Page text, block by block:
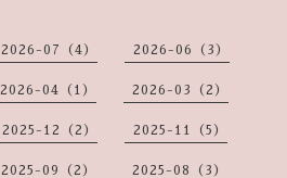
2026-07（4） 2026-06（3）
2026-04（1） 2026-03（2）
2025-12（2） 2025-11（5）
2025-09（2） 2025-08（3）